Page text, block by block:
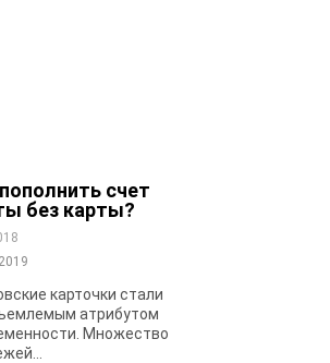
счет
без карты?
карточки стали
атрибутом
Множество